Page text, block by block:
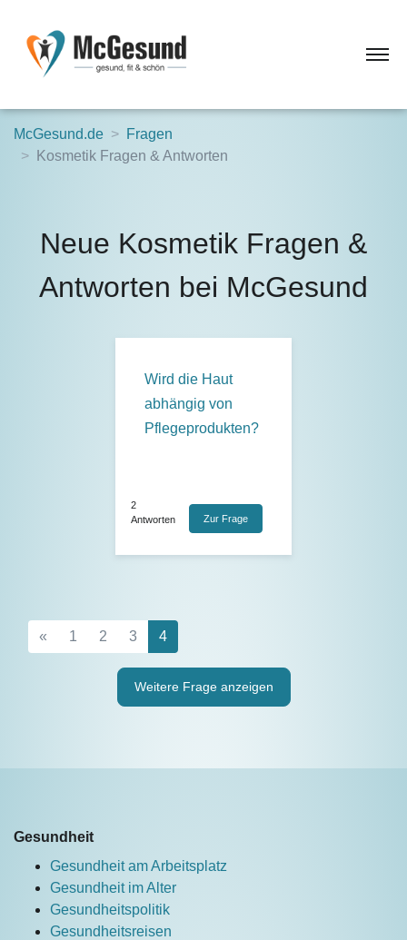
McGesund.de
Fragen
Kosmetik Fragen & Antworten
Neue Kosmetik Fragen &
Antworten bei McGesund
Wird die Haut
abhängig von
Pflegeprodukten?
2
Antworten
Zur Frage
« 1 2 3 4
Weitere Frage anzeigen
Gesundheit
Gesundheit am Arbeitsplatz
Gesundheit im Alter
Gesundheitspolitik
Gesundheitsreisen